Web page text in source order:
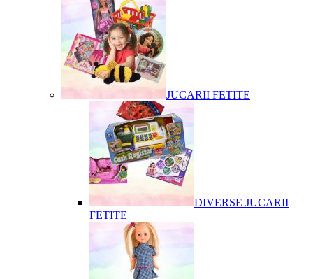
JUCARII FETITE
DIVERSE JUCARII
FETITE